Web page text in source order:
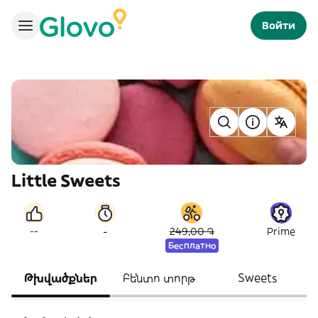
Войти
Little Sweets
-- - 249,00 ֏
Бесплатно
Prime
Թխվածքներ Բենտո տորթ Sweets